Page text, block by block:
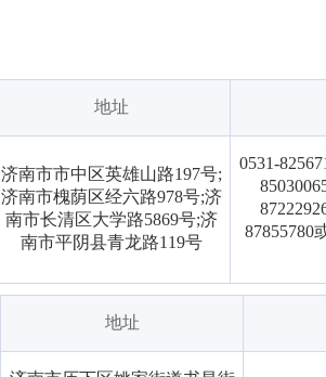
地址
济南市市中区英雄山路197号;
济南市槐荫区经六路978号;济
南市长清区大学路5869号;济
南市平阴县青龙路119号
0531-
87855780
地址